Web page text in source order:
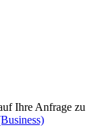
Ihre Anfrage zu